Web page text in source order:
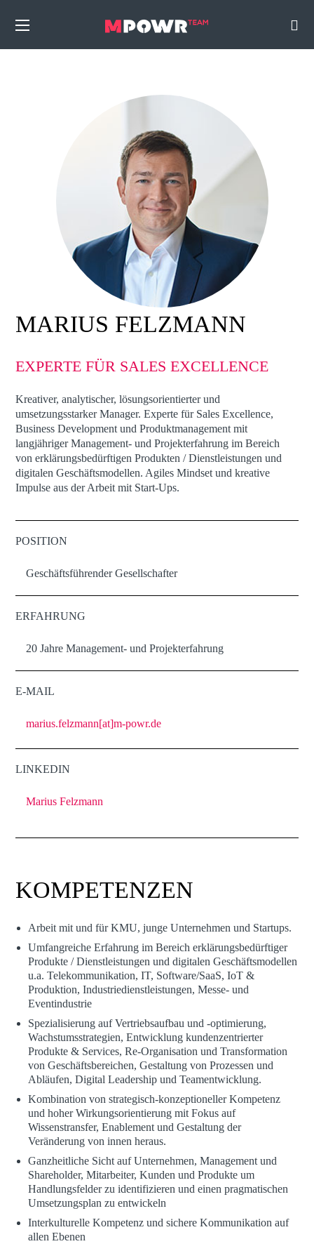
MARIUS FELZMANN
EXPERTE FÜR SALES EXCELLENCE
Kreativer, analytischer, lösungsorientierter und
umsetzungsstarker Manager. Experte für Sales Excellence,
Business Development und Produktmanagement mit
langjähriger Management- und Projekterfahrung im Bereich
von erklärungsbedürftigen Produkten / Dienstleistungen und
digitalen Geschäftsmodellen. Agiles Mindset und kreative
Impulse aus der Arbeit mit Start-Ups.
POSITION
Geschäftsführender Gesellschafter
ERFAHRUNG
20 Jahre Management- und Projekterfahrung
E-MAIL
marius.felzmann[at]m-powr.de
LINKEDIN
Marius Felzmann
KOMPETENZEN
Arbeit mit und für KMU, junge Unternehmen und Startups.
Umfangreiche Erfahrung im Bereich erklärungsbedürftiger
Produkte / Dienstleistungen und digitalen Geschäftsmodellen
u.a. Telekommunikation, IT, Software/SaaS, IoT &
Produktion, Industriedienstleistungen, Messe- und
Eventindustrie
Spezialisierung auf Vertriebsaufbau und -optimierung,
Wachstumsstrategien, Entwicklung kundenzentrierter
Produkte & Services, Re-Organisation und Transformation
von Geschäftsbereichen, Gestaltung von Prozessen und
Abläufen, Digital Leadership und Teamentwicklung.
Kombination von strategisch-konzeptioneller Kompetenz
und hoher Wirkungsorientierung mit Fokus auf
Wissenstransfer, Enablement und Gestaltung der
Veränderung von innen heraus.
Ganzheitliche Sicht auf Unternehmen, Management und
Shareholder, Mitarbeiter, Kunden und Produkte um
Handlungsfelder zu identifizieren und einen pragmatischen
Umsetzungsplan zu entwickeln
Interkulturelle Kompetenz und sichere Kommunikation auf
allen Ebenen